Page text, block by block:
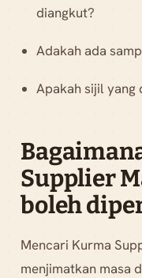
diangkut?
Adakah ada
Apakah sijil yang
Supplier
boleh
Mencari Kurma
menjimatkan masa